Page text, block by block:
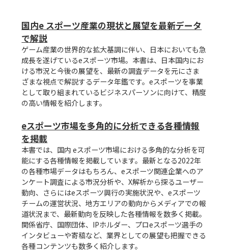
国内e スポーツ産業の現状と展望を最新データ
で解説
ゲーム産業の世界的な拡大基調に伴い、日本においても急
成長を遂げているeスポーツ市場。本書は、日本国内にお
ける市況と今後の展望を、最新の調査データを元にさま
ざまな視点で解説するデータ年鑑です。eスポーツを事業
として取り組まれているビジネスパーソンに向けて、精度
の高い情報を紹介します。
eスポーツ市場を多角的に分析できる各種情報
を掲載
本書では、国内 eスポーツ市場における多角的な分析を可
能にする各種情報を掲載しています。最新となる2022年
の各種市場データはもちろん、eスポーツ関連企業へのア
ンケート調査による市況分析や、X解析から探るユーザー
動向、さらにはeスポーツ興行の実施状況や、eスポーツ
チームの運営状況、地方エリアの動向からメディアでの報
道状況まで、最新動向を反映した各種情報を数多く掲載。
関係省庁、国際団体、IPホルダー、プロeスポーツ選手の
インタビューや寄稿など、業界としての展望も把握できる
各種コンテンツも数多く紹介します。